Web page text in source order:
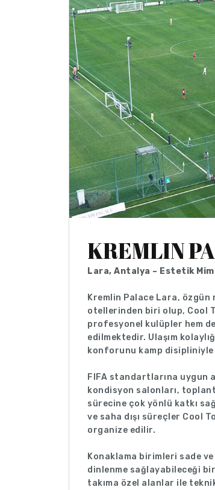
KREMLIN
Lara, Antalya – Estetik
Kremlin Palace Lara,
otellerinden biri olup, Cool
profesyonel kulüpler hem
edilmektedir. Ulaşım
konforunu kamp
FIFA standartlarına uygun
kondisyon salonları,
sürecine çok yönlü katkı
ve saha dışı süreçler Cool
organize edilir.
Konaklama birimleri sade
dinlenme sağlayabileceği
takıma özel alanlar ile